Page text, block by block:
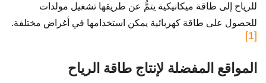
للرياح إلى طاقة ميكانيكية يتمُّ عن طريقها تشغيل مولدات
للحصول على طاقة كهربائية يمكن استخدامها في أغراض مختلفة.
[1]
المواقع المفضلة لإنتاج طاقة الرياح